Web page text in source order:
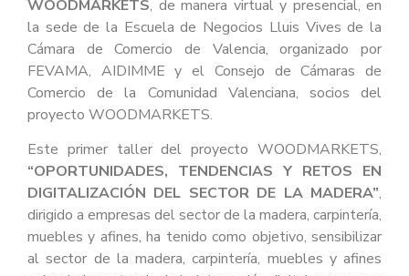
WOODMARKETS, de manera virtual y presencial, en
la sede de la Escuela de Negocios Lluis Vives de la
Cámara de Comercio de Valencia, organizado por
FEVAMA, AIDIMME y el Consejo de Cámaras de
Comercio de la Comunidad Valenciana, socios del
proyecto WOODMARKETS.
Este primer taller del proyecto WOODMARKETS,
“OPORTUNIDADES, TENDENCIAS Y RETOS EN
DIGITALIZACIÓN DEL SECTOR DE LA MADERA”,
dirigido a empresas del sector de la madera, carpintería,
muebles y afines, ha tenido como objetivo, sensibilizar
al sector de la madera, carpintería, muebles y afines